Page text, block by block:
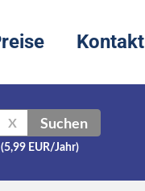
Kontakt
X Suchen
EUR/Jahr)